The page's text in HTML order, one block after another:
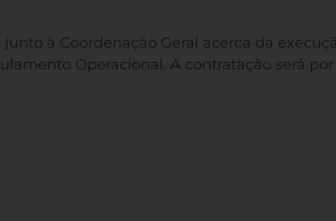
à Coordenação Geral acerca da
Operacional. A contratação será